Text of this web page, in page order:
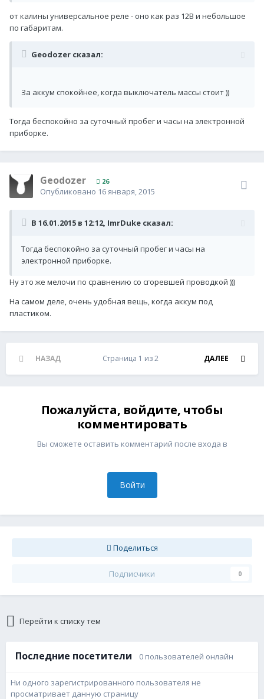
от калины универсальное реле - оно как раз 12В и небольшое
по габаритам.
Geodozer сказал:
За аккум спокойнее, когда выключатель массы стоит ))
Тогда беспокойно за суточный пробег и часы на электронной
приборке.
Geodozer 26
Опубликовано 16 января, 2015
В 16.01.2015 в 12:12, ImrDuke сказал:
Тогда беспокойно за суточный пробег и часы на
электронной приборке.
Ну это же мелочи по сравнению со сгоревшей проводкой )))
На самом деле, очень удобная вещь, когда аккум под
пластиком.
НАЗАД ДАЛЕЕ
Страница 1 из 2
Пожалуйста, войдите, чтобы
комментировать
Вы сможете оставить комментарий после входа в
Войти
Поделиться
Подписчики 0
Перейти к списку тем
Последние посетители 0 пользователей онлайн
Ни одного зарегистрированного пользователя не
просматривает данную страницу